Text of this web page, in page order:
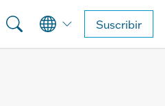
Suscribir